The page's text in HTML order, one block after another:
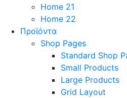
Home 21
Home 22
Προϊόντα
Shop Pages
Standard Shop
Small Products
Large Products
Grid Layout